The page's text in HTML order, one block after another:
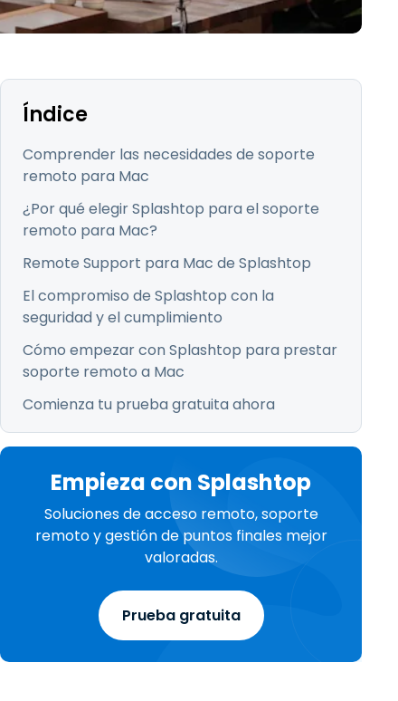
productos
日本語
ภาษาไทย
Índice
Comprender las necesidades de soporte
remoto para Mac
¿Por qué elegir Splashtop para el soporte
remoto para Mac?
Remote Support para Mac de Splashtop
El compromiso de Splashtop con la
seguridad y el cumplimiento
Cómo empezar con Splashtop para prestar
soporte remoto a Mac
Comienza tu prueba gratuita ahora
Empieza con Splashtop
Soluciones de acceso remoto, soporte
remoto y gestión de puntos finales mejor
valoradas.
Prueba gratuita